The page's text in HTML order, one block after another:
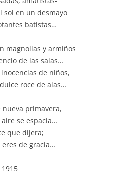
sol en un desmayo
batistas…
magnolias y armiños
de las salas…
de niños,
roce de alas…
nueva primavera,
se espacia…
que dijera;
eres de gracia…
1915